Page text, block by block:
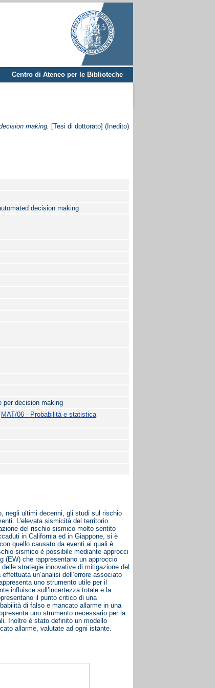
Centro di Ateneo per le Biblioteche
making. [Tesi di dottorato] (Inedito)
decision making
per decision making
MAT/06 - Probabilità e statistica
negli ultimi decenni, gli studi sul rischio
L’elevata sismicità del territorio
del rischio sismico molto sentito
in California ed in Giappone, si è
quello causato da eventi ai quali è
sismico è possibile mediante approcci
(EW) che rappresentano un approccio
strategie innovative di mitigazione del
un’analisi dell’errore associato
uno strumento utile per il
influisce sull’incertezza totale e la
il punto critico di una
di falso e mancato allarme in una
uno strumento necessario per la
Inoltre è stato definito un modello
allarme, valutate ad ogni istante.